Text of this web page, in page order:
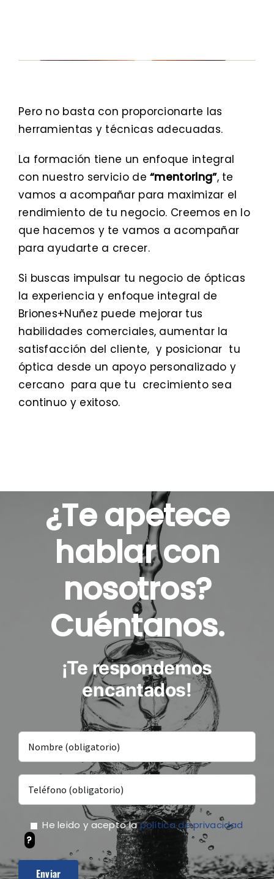
Pero no basta con proporcionarte las
herramientas y técnicas adecuadas.
La formación tiene un enfoque integral
con nuestro servicio de“mentoring”, te
vamos a acompañar para maximizar el
rendimiento de tu negocio. Creemos en lo
que hacemos y te vamos a acompañar
para ayudarte a crecer.
Si buscas impulsar tu negocio de ópticas
la experiencia y enfoque integral de
Briones+Nuñez puede mejorar tus
habilidades comerciales, aumentar la
satisfacción del cliente, y posicionar tu
óptica desde un apoyo personalizado y
cercano para que tu crecimiento sea
continuo y exitoso.
¿Te apetece
hablar con
nosotros?
Cuéntanos.
¡Te respondemos
encantados!
He leido y acepto lapolítica de privacidad
?